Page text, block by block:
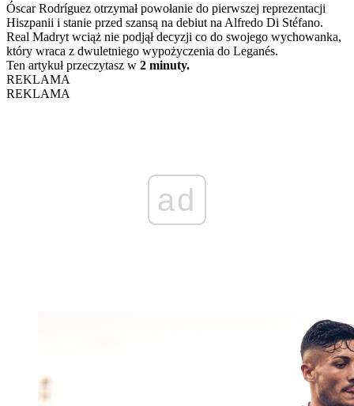
Óscar Rodríguez otrzymał powołanie do pierwszej reprezentacji
Hiszpanii i stanie przed szansą na debiut na Alfredo Di Stéfano.
Real Madryt wciąż nie podjął decyzji co do swojego wychowanka,
który wraca z dwuletniego wypożyczenia do Leganés.
Ten artykuł przeczytasz w 2 minuty.
REKLAMA
REKLAMA
ad